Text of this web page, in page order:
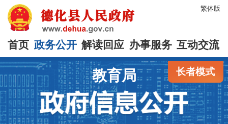
繁体版
首页 政务公开 解读回应 办事服务 互动交流
长者模式
教育局